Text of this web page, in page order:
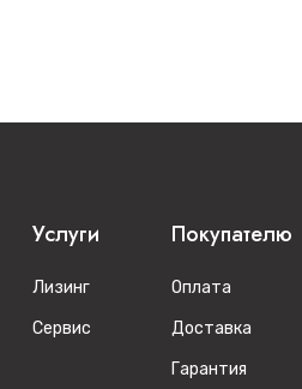
Услуги
Лизинг
Сервис
Покупателю
Оплата
Доставка
Гарантия